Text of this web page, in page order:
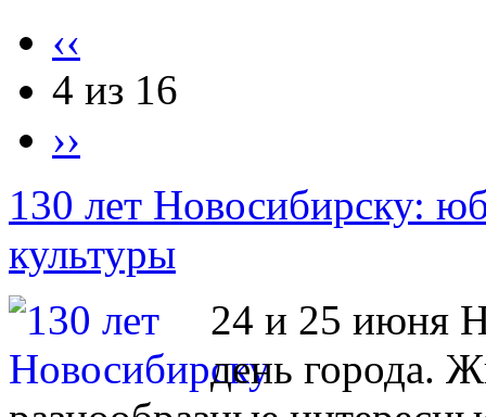
‹‹
4 из 16
››
130 лет Новосибирску:
культуры
24 и 25 июня
день города.